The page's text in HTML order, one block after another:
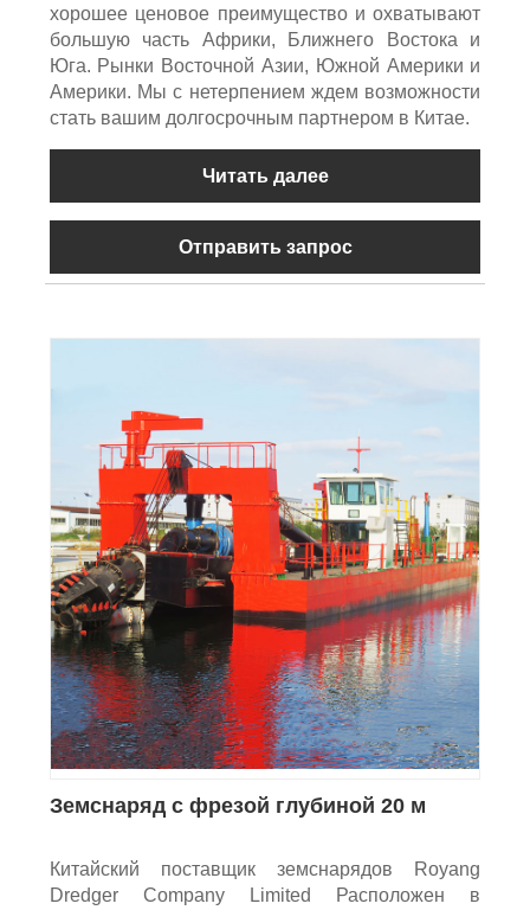
хорошее ценовое преимущество и охватывают
большую часть Африки, Ближнего Востока и
Юга. Рынки Восточной Азии, Южной Америки и
Америки. Мы с нетерпением ждем возможности
стать вашим долгосрочным партнером в Китае.
Читать далее
Отправить запрос
Земснаряд с фрезой глубиной 20 м
Китайский поставщик земснарядов Royang
Dredger Company Limited Расположен в